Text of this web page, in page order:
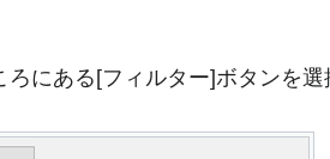
ろにある[フィルター]ボタンを選